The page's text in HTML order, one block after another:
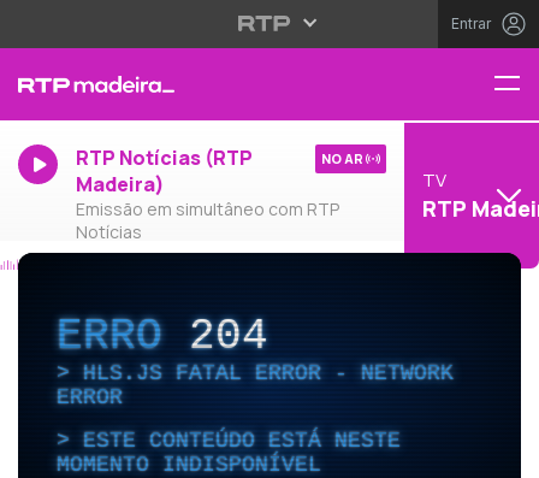
Entrar
RTP Notícias (RTP
Madeira)
Emissão em simultâneo com RTP
Notícias
NO AR
TV
RTP
ERRO204
HLS.JS FATAL ERROR - NETWORK
ERROR
ESTE CONTEÚDO ESTÁ NESTE
MOMENTO INDISPONÍVEL